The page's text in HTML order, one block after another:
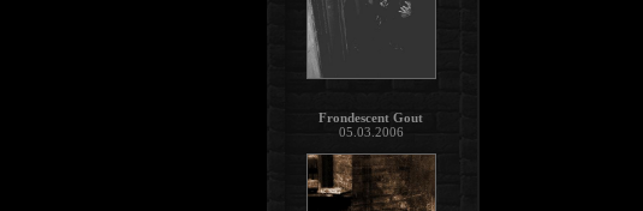
Frondescent Gout
05.03.2006